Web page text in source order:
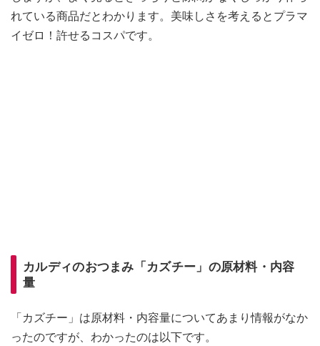
れている商品だとわかります。美味しさを考えるとプラマ
イゼロ！許せるコスパです。
カルディのおつまみ「カズチー」の原材料・内容
量
「カズチー」は原材料・内容量についてあまり情報がなか
ったのですが、わかったのは以下です。